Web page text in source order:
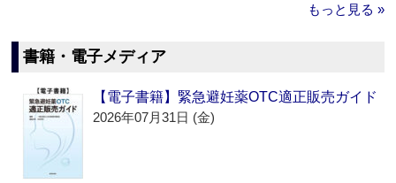
もっと見る »
書籍・電子メディア
【電子書籍】緊急避妊薬OTC適正販売ガイド
2026年07月31日 (金)